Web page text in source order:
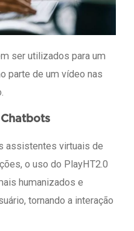
ser utilizados para um
parte de um vídeo nas
assistentes virtuais de
o uso do PlayHT2.0
humanizados e
tornando a interação